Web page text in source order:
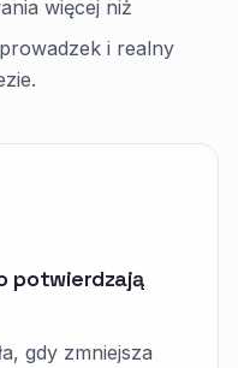
więcej niż
i realny
potwierdzają
gdy zmniejsza